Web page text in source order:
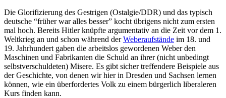
Die Glorifizierung des Gestrigen (Ostalgie/DDR) und das typisch
deutsche “früher war alles besser” kocht übrigens nicht zum ersten
mal hoch. Bereits Hitler knüpfte argumentativ an die Zeit vor dem 1.
Weltkrieg an und schon während derWeberaufstände im 18. und
19. Jahrhundert gaben die arbeitslos gewordenen Weber den
Maschinen und Fabrikanten die Schuld an ihrer (nicht unbedingt
selbstverschuldeten) Misere. Es gibt sicher treffendere Beispiele aus
der Geschichte, von denen wir hier in Dresden und Sachsen lernen
können, wie ein überfordertes Volk zu einem bürgerlich liberaleren
Kurs finden kann.